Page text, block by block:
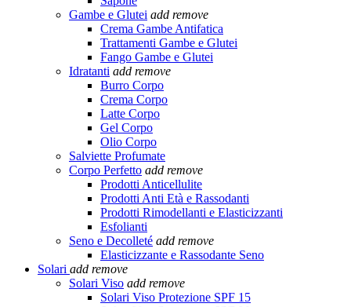
Gambe e Glutei add remove
Crema Gambe Antifatica
Trattamenti Gambe e Glutei
Fango Gambe e Glutei
Idratanti add remove
Burro Corpo
Crema Corpo
Latte Corpo
Gel Corpo
Olio Corpo
Salviette Profumate
Corpo Perfetto add remove
Prodotti Anticellulite
Prodotti Anti Età e Rassodanti
Prodotti Rimodellanti e Elasticizzanti
Esfolianti
Seno e Decolleté add remove
Elasticizzante e Rassodante Seno
Solari add remove
Solari Viso add remove
Solari Viso Protezione SPF 15